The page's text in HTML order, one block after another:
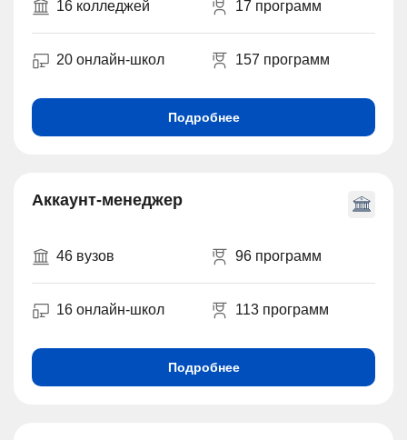
16 колледжей 17 программ
20 онлайн-школ 157 программ
Подробнее
Аккаунт-менеджер
46 вузов 96 программ
16 онлайн-школ 113 программ
Подробнее